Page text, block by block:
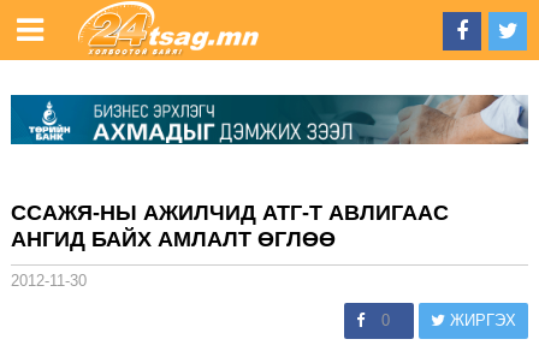
ССАЖЯ-НЫ АЖИЛЧИД АТГ-Т АВЛИГААС
АНГИД БАЙХ АМЛАЛТ ӨГЛӨӨ
2012-11-30
0 ЖИРГЭХ